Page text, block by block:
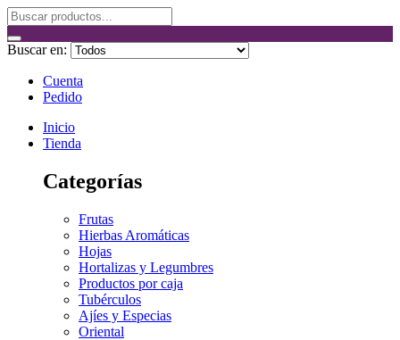
Buscar en:
Cuenta
Pedido
Inicio
Tienda
Categorías
Frutas
Hierbas Aromáticas
Hojas
Hortalizas y Legumbres
Productos por caja
Tubérculos
Ajíes y Especias
Oriental